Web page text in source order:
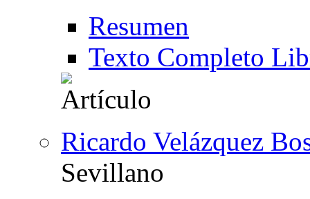
Resumen
Texto Completo
Ricardo Velázquez
Sevillano